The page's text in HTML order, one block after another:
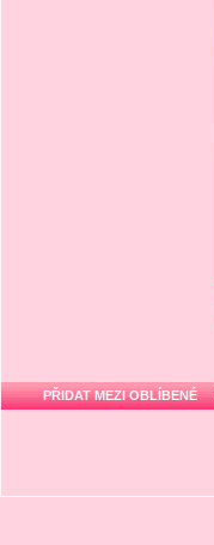
PŘIDAT MEZI OBLÍBENÉ